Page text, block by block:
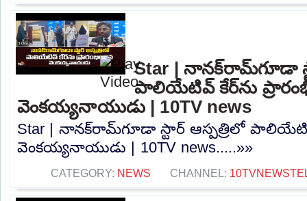
Star | నానక్‌రామ్‌గూడా
పాలియేటివ్ కేర్‌ను
వెంకయ్యనాయుడు | 10TV news
Star | నానక్‌రామ్‌గూడా స్టార్ ఆస్పత్రిలో
వెంకయ్యనాయుడు | 10TV news.....»»
CATEGORY: NEWS CHANNEL: